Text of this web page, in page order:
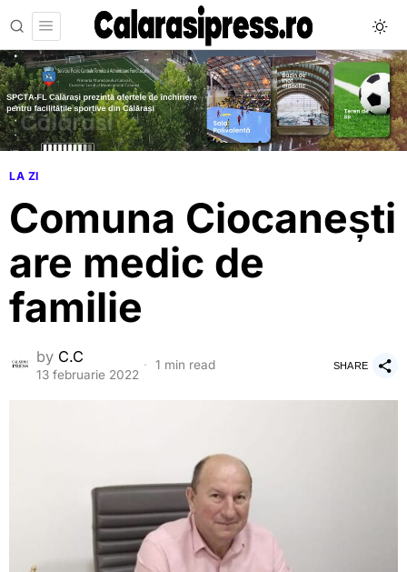
LA ZI
Comuna Ciocanești
are medic de
familie
by C.C
13 februarie 2022
1 min read SHARE